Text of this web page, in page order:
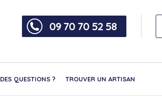
09 70 70 52 58
DES QUESTIONS ? TROUVER UN ARTISAN